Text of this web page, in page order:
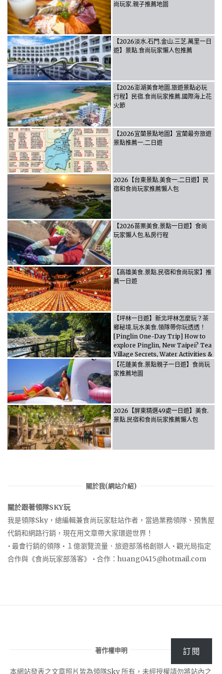
尚玩家.親子推薦地圖
【2026淡水.石門.金山.三芝.萬里一日
遊】景點.食尚玩家懶人包推薦
【2026澎湖美食地圖.旅遊景點必玩
行程】民宿.食尚玩家推薦.國際海上花
火節
【2026宜蘭景點地圖】宜蘭最夯旅遊
景點推薦一.二日遊
2026【台東景點.美食一.二日遊】民
宿和食尚玩家推薦懶人包
【2026苗栗美食.景點一日遊】食尚
玩家懶人包.私房行程
【高雄美食.景點.民宿和食尚玩家】推
薦一日遊
【坪林一日遊】新北坪林怎麼玩？茶
鄉秘境.玩水美食.領隊帶你玩透透！
[Pinglin One-Day Trip] How to
explore Pinglin, New Taipei? Tea
Village Secrets, Water Activities &
Food, Let the guide take you
through it all!
【花蓮美食.景點親子一日遊】食尚玩
家推薦地圖
2026【屏東精選49處一日遊】美食.
景點.民宿和食尚玩家推薦懶人包
關於我(網站介紹)
關於跟著領隊SKY玩
我是領隊Sky，總編輯兼食尚玩家駐站作者，當過業務領隊、預售屋
代銷和網路行銷，現在用文章帶大家環遊世界！
• 最會行銷的領隊 • １億瀏覽流量．旅遊部落格創辦人 • 觀光局指定
合作與《食尚玩家部落客》 • 合作： huang0415@hotmail.com
著作權申明
本網站發表之文章照片皆為領隊Sky 所有，未經授權請勿將站內之
訂閱